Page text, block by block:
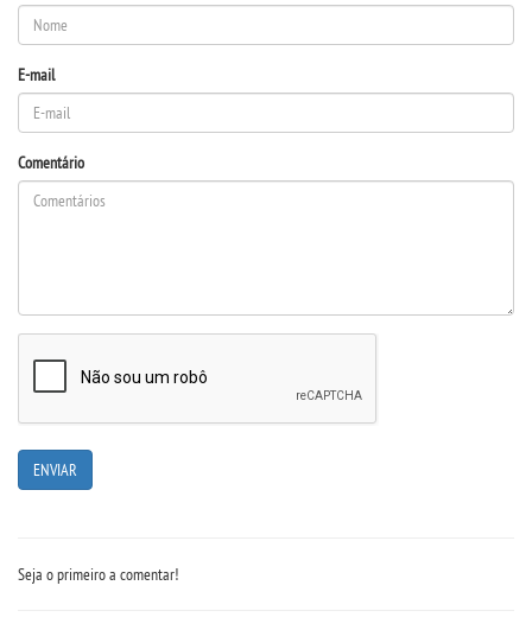
E-mail
Comentário
Seja o primeiro a comentar!